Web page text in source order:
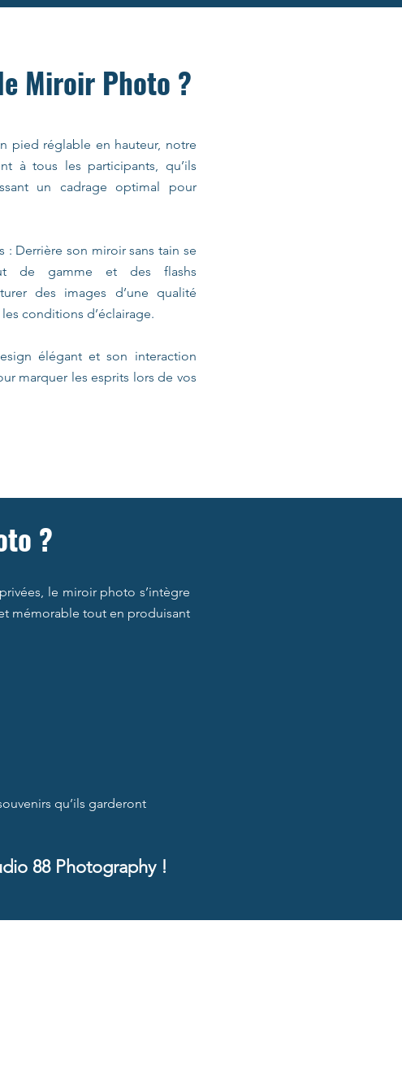
Miroir Photo ?
pied réglable en hauteur, notre
à tous les participants, qu’ils
un cadrage optimal pour
: Derrière son miroir sans tain se
de gamme et des flashs
des images d’une qualité
conditions d’éclairage.
élégant et son interaction
marquer les esprits lors de vos
?
le miroir photo s’intègre
mémorable tout en produisant
qu’ils garderont
88 Photography !